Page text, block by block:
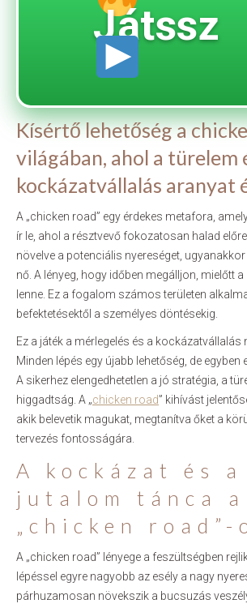
Játssz
Kísértő lehetőség a
világában, ahol a türelem
kockázatvállalás aranyat
A „chicken road” egy érdekes metafora,
ír le, ahol a résztvevő fokozatosan halad
növelve a potenciális nyereséget,
nő. A lényeg, hogy időben megálljon, mielőtt
lenne. Ez a fogalom számos területen
befektetésektől a személyes döntésekig.
Ez a játék a mérlegelés és a kockázatvállalás
Minden lépés egy újabb lehetőség, de egyben
A sikerhez elengedhetetlen a jó stratégia, a
higgadtság. A „chicken road” kihívást
akik belevetik magukat, megtanítva őket a
tervezés fontosságára.
A kockázat és a
jutalom tánca a
„chicken road”-
A „chicken road” lényege a feszültségben
lépéssel egyre nagyobb az esély a nagy
párhuzamosan növekszik a bucsuzás